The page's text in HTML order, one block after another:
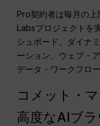
Pro契約者は毎月の
Labsプロジェクトを
シュボード、ダイナ
ーション、ウェブ・
データ・ワークフロ
コメット・
高度なAIブ